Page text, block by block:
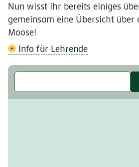
Nun wisst ihr bereits einiges
gemeinsam eine Übersicht über
Moose!
Info für Lehrende